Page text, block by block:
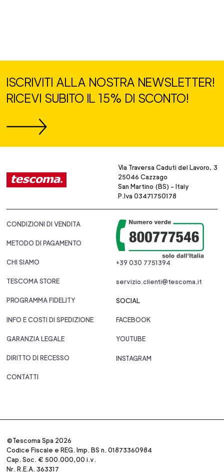
ISCRIVITI ALLA NOSTRA NEWSLETTER!
RICEVI SUBITO IL 15% DI SCONTO!
Via Traversa Caduti del Lavoro, 3
25046 Cazzago
San Martino (BS) - Italy
P.Iva 03471750178
CONDIZIONI DI VENDITA
METODO DI PAGAMENTO
CHI SIAMO
TESCOMA STORE
PROGRAMMA FIDELITY
INFO E COSTI DI SPEDIZIONE
GARANZIA LEGALE
DIRITTO DI RECESSO
CONTATTI
+39 030 7751394
servizio.clienti@tescoma.it
SOCIAL
FACEBOOK
YOUTUBE
INSTAGRAM
©Tescoma Spa 2026
Codice Fiscale e REG. Imp. BS n. 01873360984
Cap. Soc. € 500.000,00 i.v.
Nr. R.E.A. 363317